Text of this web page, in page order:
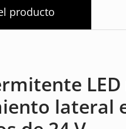
producto
lateral